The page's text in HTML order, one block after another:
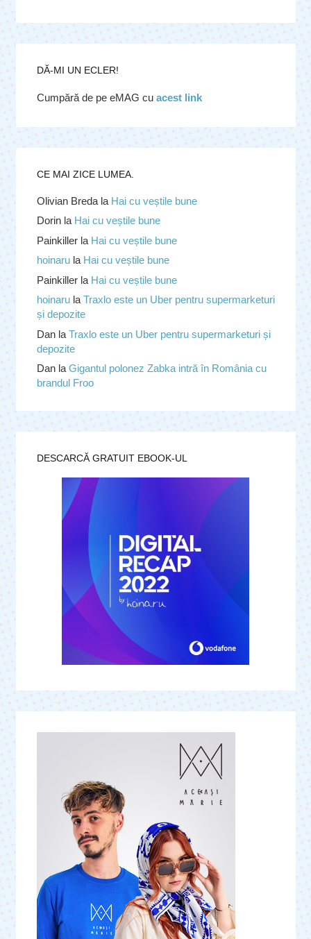
DĂ-MI UN ECLER!
Cumpără de pe eMAG cu acest link
CE MAI ZICE LUMEA.
Olivian Bredala Hai cu veștile bune
Dorinla Hai cu veștile bune
Painkillerla Hai cu veștile bune
hoinarula Hai cu veștile bune
Painkillerla Hai cu veștile bune
hoinarulaTraxlo este un Uber pentru supermarketuri
și depozite
Danla Traxlo este un Uber pentru supermarketuri și
depozite
DanlaGigantul polonez Zabka intră în România cu
brandul Froo
DESCARCĂ GRATUIT EBOOK-UL